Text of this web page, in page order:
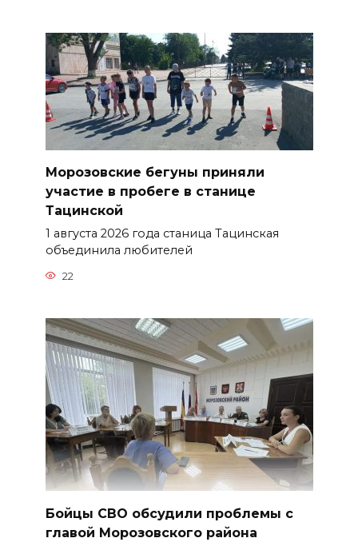
Морозовские бегуны приняли
участие в пробеге в станице
Тацинской
1 августа 2026 года станица Тацинская
объединила любителей
22
Бойцы СВО обсудили проблемы с
главой Морозовского района